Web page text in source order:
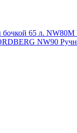
бочкой 65 л. NW80M
NW90